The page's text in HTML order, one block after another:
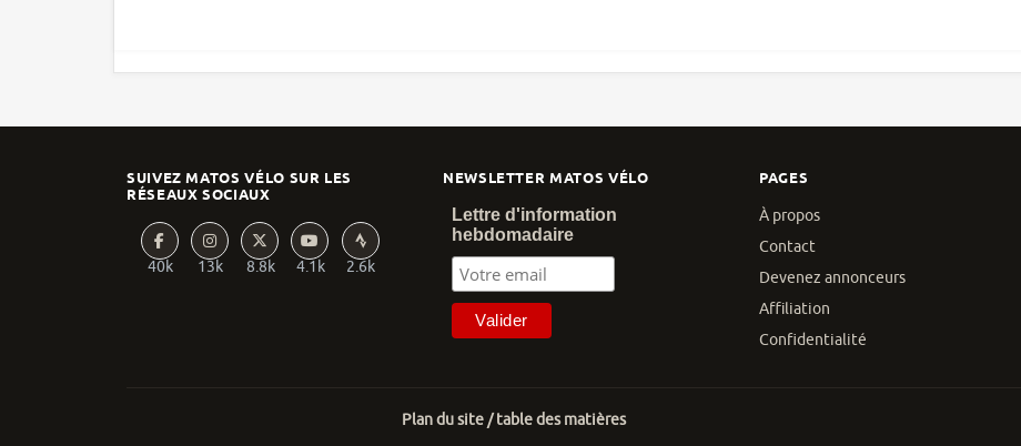
PAGES
À propos
Contact
Devenez annonceurs
Affiliation
Confidentialité
NEWSLETTER MATOS VÉLO
Lettre d'information
hebdomadaire
SUIVEZ MATOS VÉLO SUR LES
RÉSEAUX SOCIAUX
40k 13k 8.8k 4.1k 2.6k
Plan du site / table des matières